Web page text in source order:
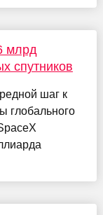
млрд
спутников
шаг к
глобального